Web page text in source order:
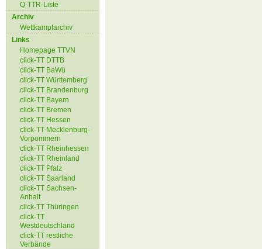
Q-TTR-Liste
Archiv
Wettkampfarchiv
Links
Homepage TTVN
click-TT DTTB
click-TT BaWü
click-TT Württemberg
click-TT Brandenburg
click-TT Bayern
click-TT Bremen
click-TT Hessen
click-TT Mecklenburg-
Vorpommern
click-TT Rheinhessen
click-TT Rheinland
click-TT Pfalz
click-TT Saarland
click-TT Sachsen-
Anhalt
click-TT Thüringen
click-TT
Westdeutschland
click-TT restliche
Verbände